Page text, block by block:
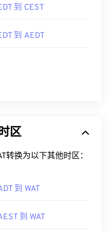
到 CEST
到 AEDT
区
转换为以下其他时区：
到 WAT
到 WAT